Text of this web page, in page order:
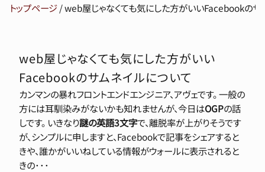
トップページ/web屋じゃなくても気にした方がいいFacebookのサ
web屋じゃなくても気にした方がいい
Facebookのサムネイルについて
カンマンの暴れフロントエンドエンジニア、アヴェです。 一般の
方には耳馴染みがないかも知れませんが、今日はOGPの話
しです。 いきなり謎の英語3文字で、離脱率が上がりそうです
が、シンプルに申しますと、Facebookで記事をシェアすると
きや、誰かがいいねしている情報がウォールに表示されると
きの･･･